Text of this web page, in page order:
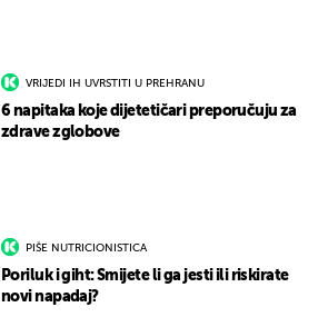
VRIJEDI IH UVRSTITI U PREHRANU
6 napitaka koje dijetetičari preporučuju za
zdrave zglobove
PIŠE NUTRICIONISTICA
Poriluk i giht: Smijete li ga jesti ili riskirate
novi napadaj?